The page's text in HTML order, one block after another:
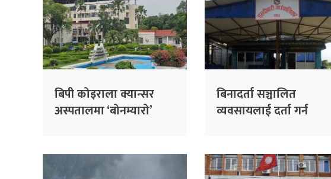
बिपी कोइराला क्यान्सर
अस्पतालमा ‘बोनम्यारो’
बिनादर्ता सञ्चालित
व्यवसायलाई दर्ता गर्न